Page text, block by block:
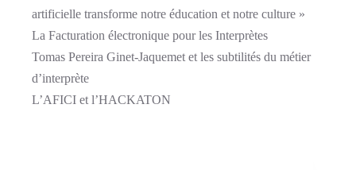
artificielle transforme notre éducation et notre culture »
La Facturation électronique pour les Interprètes
Tomas Pereira Ginet-Jaquemet et les subtilités du métier
d’interprète
L’AFICI et l’HACKATON